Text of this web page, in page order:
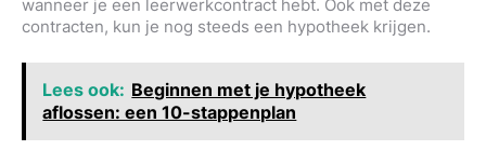
wanneer je een leerwerkcontract hebt. Ook met deze
contracten, kun je nog steeds een hypotheek krijgen.
Lees ook: Beginnen met je hypotheek
aflossen: een 10-stappenplan